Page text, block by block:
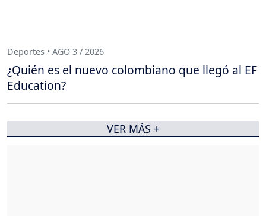
Deportes • AGO 3 / 2026
¿Quién es el nuevo colombiano que llegó al EF
Education?
VER MÁS +